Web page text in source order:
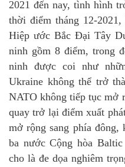
2021 đến nay, tình hình
thời điểm tháng 12-
Hiệp ước Bắc Đại Tây
ninh gồm 8 điểm, trong
ninh được coi như
Ukraine không thể trở
NATO không tiếp tục mở
quay trở lại điểm xuất
mở rộng sang phía
ba nước Cộng hòa
cho là đe dọa nghiêm